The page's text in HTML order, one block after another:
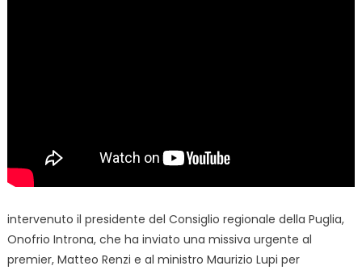
intervenuto il presidente del Consiglio regionale della Puglia,
Onofrio Introna, che ha inviato una missiva urgente al
premier, Matteo Renzi e al ministro Maurizio Lupi per